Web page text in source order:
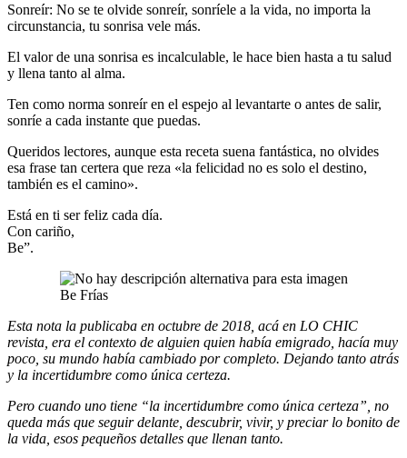
Sonreír: No se te olvide sonreír, sonríele a la vida, no importa la
circunstancia, tu sonrisa vele más.
El valor de una sonrisa es incalculable, le hace bien hasta a tu salud
y llena tanto al alma.
Ten como norma sonreír en el espejo al levantarte o antes de salir,
sonríe a cada instante que puedas.
Queridos lectores, aunque esta receta suena fantástica, no olvides
esa frase tan certera que reza «la felicidad no es solo el destino,
también es el camino».
Está en ti ser feliz cada día.
Con cariño,
Be”.
Be Frías
Esta nota la publicaba en octubre de 2018, acá en LO CHIC
revista, era el contexto de alguien quien había emigrado, hacía muy
poco, su mundo había cambiado por completo. Dejando tanto atrás
y la incertidumbre como única certeza.
Pero cuando uno tiene “la incertidumbre como única certeza”, no
queda más que seguir delante, descubrir, vivir, y preciar lo bonito de
la vida, esos pequeños detalles que llenan tanto.